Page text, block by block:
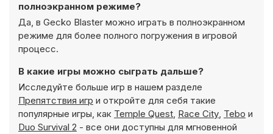
полноэкранном режиме?
Да, в Gecko Blaster можно играть в полноэкранном
режиме для более полного погружения в игровой
процесс.
В какие игры можно сыграть дальше?
Исследуйте больше игр в нашем разделе
Препятствия игр и откройте для себя такие
популярные игры, как Temple Quest, Race City, Tebo и
Duo Survival 2 - все они доступны для мгновенной